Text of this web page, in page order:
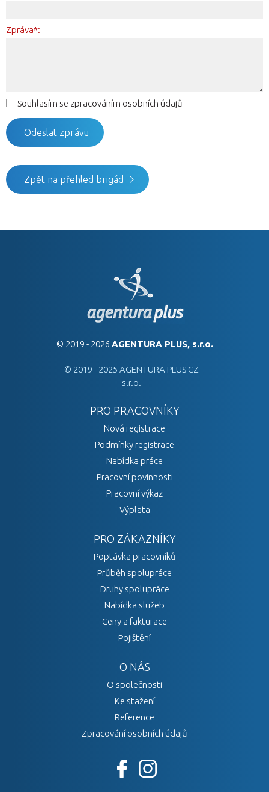
Zpráva*:
Souhlasím se zpracováním osobních údajů
Zpět na přehled brigád
© 2019 - 2026 AGENTURA PLUS, s.r.o.
© 2019 - 2025 AGENTURA PLUS CZ
s.r.o.
PRO PRACOVNÍKY
Nová registrace
Podmínky registrace
Nabídka práce
Pracovní povinnosti
Pracovní výkaz
Výplata
PRO ZÁKAZNÍKY
Poptávka pracovníků
Průběh spolupráce
Druhy spolupráce
Nabídka služeb
Ceny a fakturace
Pojištění
O NÁS
O společnosti
Ke stažení
Reference
Zpracování osobních údajů